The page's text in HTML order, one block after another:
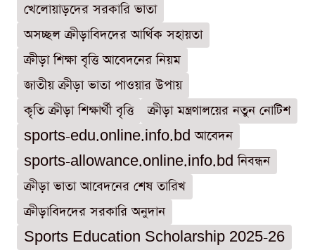
খেলোয়াড়দের সরকারি ভাতা
অসচ্ছল ক্রীড়াবিদদের আর্থিক সহায়তা
ক্রীড়া শিক্ষা বৃত্তি আবেদনের নিয়ম
জাতীয় ক্রীড়া ভাতা পাওয়ার উপায়
কৃতি ক্রীড়া শিক্ষার্থী বৃত্তি
ক্রীড়া মন্ত্রণালয়ের নতুন নোটিশ
sports-edu.online.info.bd আবেদন
sports-allowance.online.info.bd নিবন্ধন
ক্রীড়া ভাতা আবেদনের শেষ তারিখ
ক্রীড়াবিদদের সরকারি অনুদান
Sports Education Scholarship 2025-26